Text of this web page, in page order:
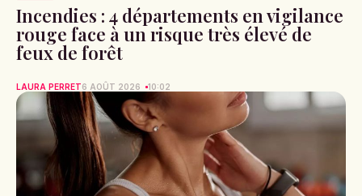
Incendies : 4 départements en vigilance
rouge face à un risque très élevé de
feux de forêt
LAURA PERRET6 AOÛT 2026 10:02